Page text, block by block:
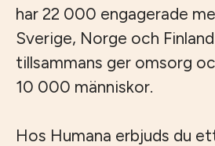
har 22 000 engagerade
Sverige, Norge och
tillsammans ger omsorg
10 000 människor.
Hos Humana erbjuds du